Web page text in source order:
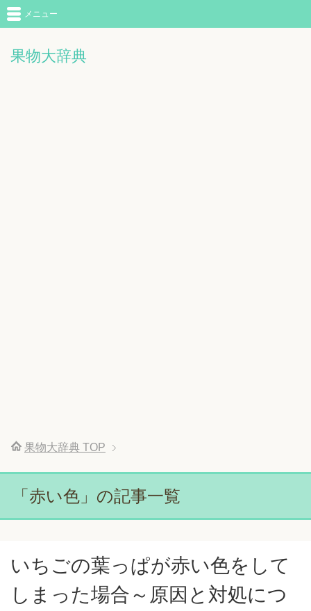
果物大辞典
メニュー
果物大辞典 TOP
「赤い色」の記事一覧
いちごの葉っぱが赤い色をして
しまった場合～原因と対処につ